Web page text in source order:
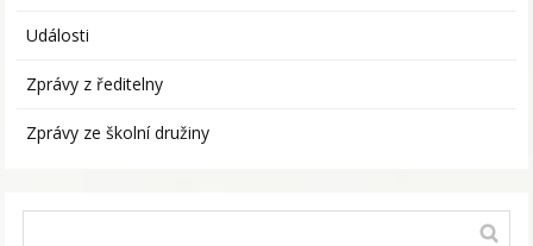
Události
Zprávy z ředitelny
Zprávy ze školní družiny